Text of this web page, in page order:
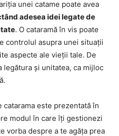
unei catame poate avea
adesea idei legate de
. O cataramă în vis poate
controlul asupra unei situații
aspecte ale vieții tale. De
legătura și unitatea, ca mijloc
catarama este prezentată în
modul în care îți gestionezi
vorba despre a te agăța prea